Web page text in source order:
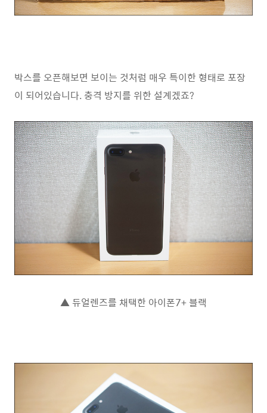
박스를 오픈해보면 보이는 것처럼 매우 특이한 형태로 포장
이 되어있습니다. 충격 방지를 위한 설계겠죠?
▲ 듀얼렌즈를 채택한 아이폰7+ 블랙